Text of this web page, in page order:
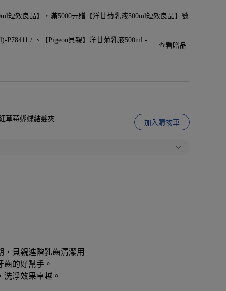
短效良品】，滿5000元贈【洋甘菊乳液500ml短效良品】數
P78411 / 【Pigeon貝親】洋甘菊乳液500ml -
查看贈品
草莓蝴蝶結髮夾 加入購物車
貝親進階乳齒清潔用
的好幫手。
淨效果卓越。